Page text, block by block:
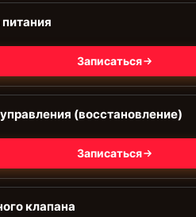
Записаться
(восстановление)
Записаться
клапана